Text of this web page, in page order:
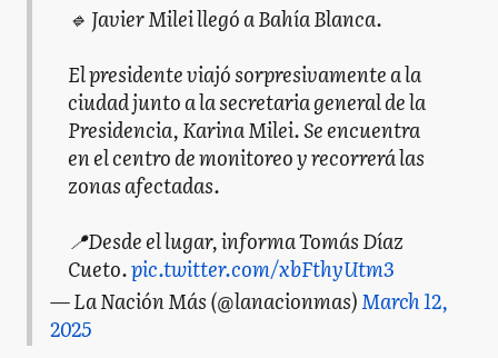
🔹 Javier Milei llegó a Bahía Blanca.
El presidente viajó sorpresivamente a la
ciudad junto a la secretaria general de la
Presidencia, Karina Milei. Se encuentra
en el centro de monitoreo y recorrerá las
zonas afectadas.
📍Desde el lugar, informa Tomás Díaz
Cueto.pic.twitter.com/xbFthyUtm3
— La Nación Más (@lanacionmas)March 12,
2025